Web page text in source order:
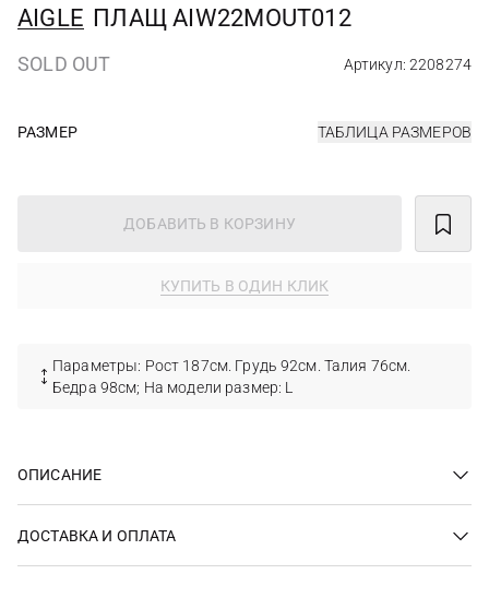
AIGLE ПЛАЩ AIW22MOUT012
SOLD OUT Артикул: 2208274
РАЗМЕР ТАБЛИЦА РАЗМЕРОВ
ДОБАВИТЬ В КОРЗИНУ
КУПИТЬ В ОДИН КЛИК
Параметры: Рост 187см. Грудь 92см. Талия 76см.
Бедра 98см; На модели размер: L
ОПИСАНИЕ
ДОСТАВКА И ОПЛАТА